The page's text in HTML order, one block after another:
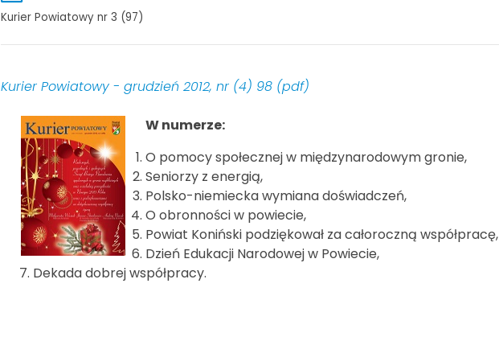
Kurier Powiatowy nr 3 (97)
Kurier Powiatowy - grudzień 2012, nr (4) 98 (pdf)
W numerze:
O pomocy społecznej w międzynarodowym gronie,
Seniorzy z energią,
Polsko-niemiecka wymiana doświadczeń,
O obronności w powiecie,
Powiat Koniński podziękował za całoroczną współpracę,
Dzień Edukacji Narodowej w Powiecie,
Dekada dobrej współpracy.